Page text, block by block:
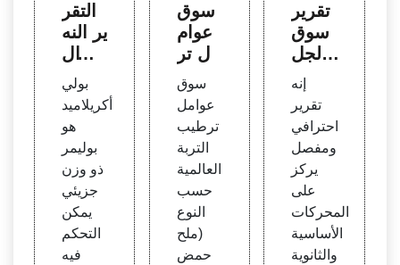
التقر
ير النه
ائي ال
معدل
حول ت
قييم
سلامة
بولي أ
كريلام
يد وبق
ايا الأك
ريلامي
بولي
أكريلاميد
هو
بوليمر
ذو وزن
جزيئي
يمكن
التحكم
فيه
سوق
عوام
ل تر
طيب
التربة
العالم
ية ح
سب ا
لنوع
(ملح
حمض
البولي
سوق
عوامل
ترطيب
التربة
العالمية
حسب
النوع
(ملح
حمض
تقرير
سوق
الجل
المح
ب للم
اء | الت
وقعا
ت الع
المية
حتى
عام 2
028
إنه
تقرير
احترافي
ومفصل
يركز
على
المحركات
الأساسية
والثانوية